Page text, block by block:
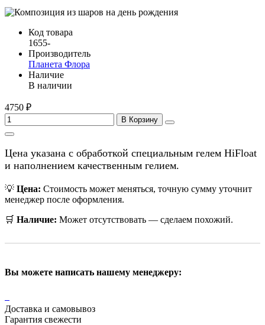
Код товара
1655-
Производитель
Планета Флора
Наличие
В наличии
4750 ₽
В Корзину
Цена указана с обработкой специальным гелем HiFloat
и наполнением качественным гелием.
💡 Цена: Стоимость может меняться, точную сумму уточнит
менеджер после оформления.
🛒 Наличие: Может отсутствовать — сделаем похожий.
Вы можете написать нашему менеджеру:
Доставка и самовывоз
Гарантия свежести